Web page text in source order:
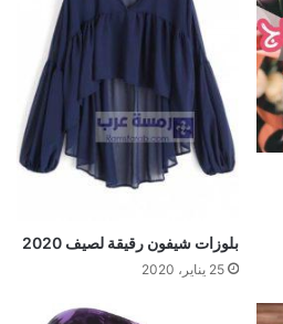
بلوزات شيفون رقيقة لصيف 2020
25 يناير، 2020